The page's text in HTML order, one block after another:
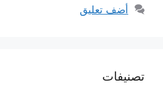
أضف تعليق
تصنيفات